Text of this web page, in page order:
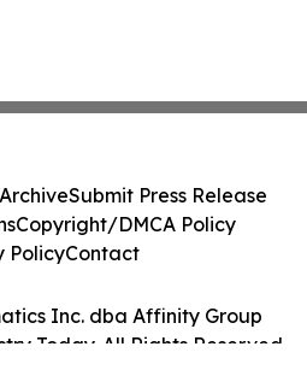
Inc. dba Affinity Group
Today. All Rights Reserved.
Submit Press Release
Copyright/DMCA Policy
PolicyContact